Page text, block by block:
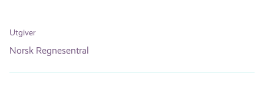
Utgiver
Norsk Regnesentral